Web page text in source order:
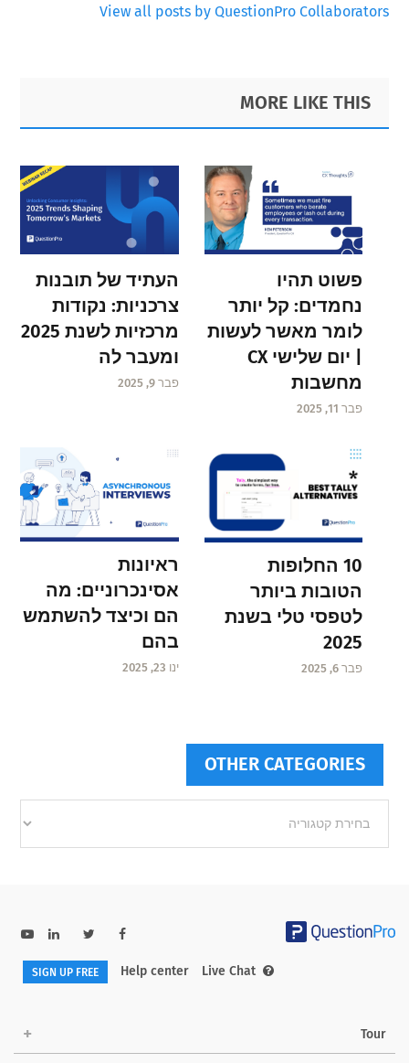
View all posts by QuestionPro Collaborators
Primary
Sidebar
Footer
MORE LIKE THIS
פשוט תהיו
נחמדים: קל יותר
לומר מאשר לעשות
| יום שלישי CX
מחשבות
פבר 11, 2025
העתיד של תובנות
צרכניות: נקודות
מרכזיות לשנת 2025
ומעבר לה
פבר 9, 2025
10 החלופות
הטובות ביותר
לטפסי טלי בשנת
2025
פבר 6, 2025
ראיונות
אסינכרוניים: מה
הם וכיצד להשתמש
בהם
ינו 23, 2025
OTHER CATEGORIES
categories
Help center Live Chat
SIGN UP FREE
Tour